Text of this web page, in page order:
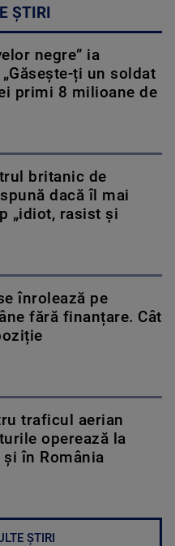
ȘTIRI
negre” ia
ți un soldat
primi 8 milioane de
britanic de
dacă îl mai
„idiot, rasist și
înrolează pe
fără finanțare. Cât
traficul aerian
operează la
în România
ȘTIRI